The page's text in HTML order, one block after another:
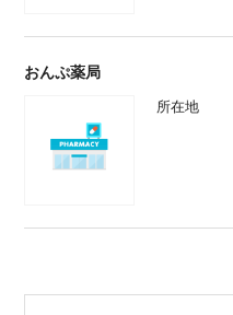
おんぷ薬局
所在地